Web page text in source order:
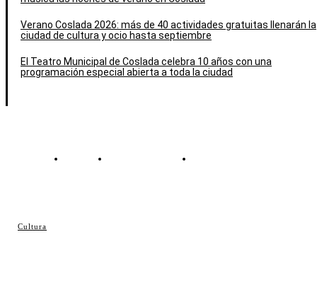
Cultura
Verano Coslada 2026: más de 40 actividades gratuitas llenarán la
ciudad de cultura y ocio hasta septiembre
El Teatro Municipal de Coslada celebra 10 años con una
programación especial abierta a toda la ciudad
Contacto Política de cookies